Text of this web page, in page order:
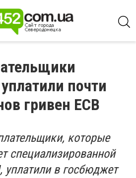
почти
гривен ЕСВ
которые
специализированной
уплатили в госбюджет